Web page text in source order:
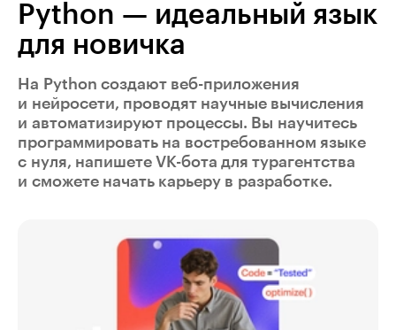
Python — идеальный язык
для новичка
На Python создают веб-приложения
и нейросети, проводят научные вычисления
и автоматизируют процессы. Вы научитесь
программировать на востребованном языке
с нуля, напишете VK-бота для турагентства
и сможете начать карьеру в разработке.